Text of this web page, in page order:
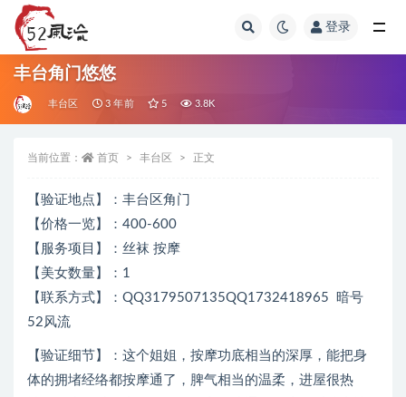
登录
丰台角门悠悠
丰台区 3 年前 5 3.8K
当前位置： 首页 丰台区 正文
【验证地点】：丰台区角门
【价格一览】：400-600
【服务项目】：丝袜 按摩
【美女数量】：1
【联系方式】：QQ3179507135QQ1732418965 暗号
52风流
【验证细节】：这个姐姐，按摩功底相当的深厚，能把身
体的拥堵经络都按摩通了，脾气相当的温柔，进屋很热